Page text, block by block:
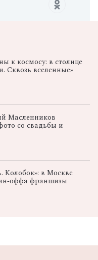
к космосу: в столице
Сквозь вселенные»
Масленников
со свадьбы и
Колобок»: в Москве
франшизы